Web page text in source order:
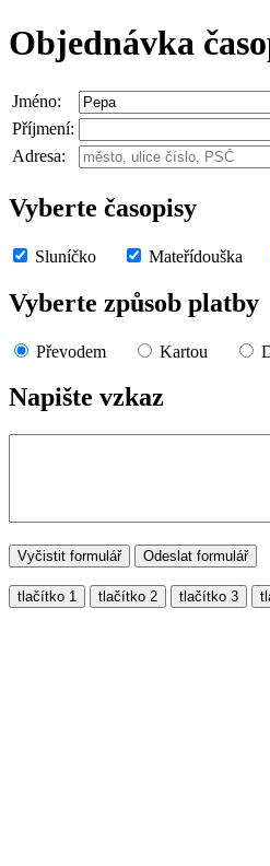
Objednávka
Jméno:
Příjmení:
Adresa:
Vyberte časopisy
Sluníčko Mateřídouška
Vyberte způsob platby
Převodem Kartou
Napište vzkaz